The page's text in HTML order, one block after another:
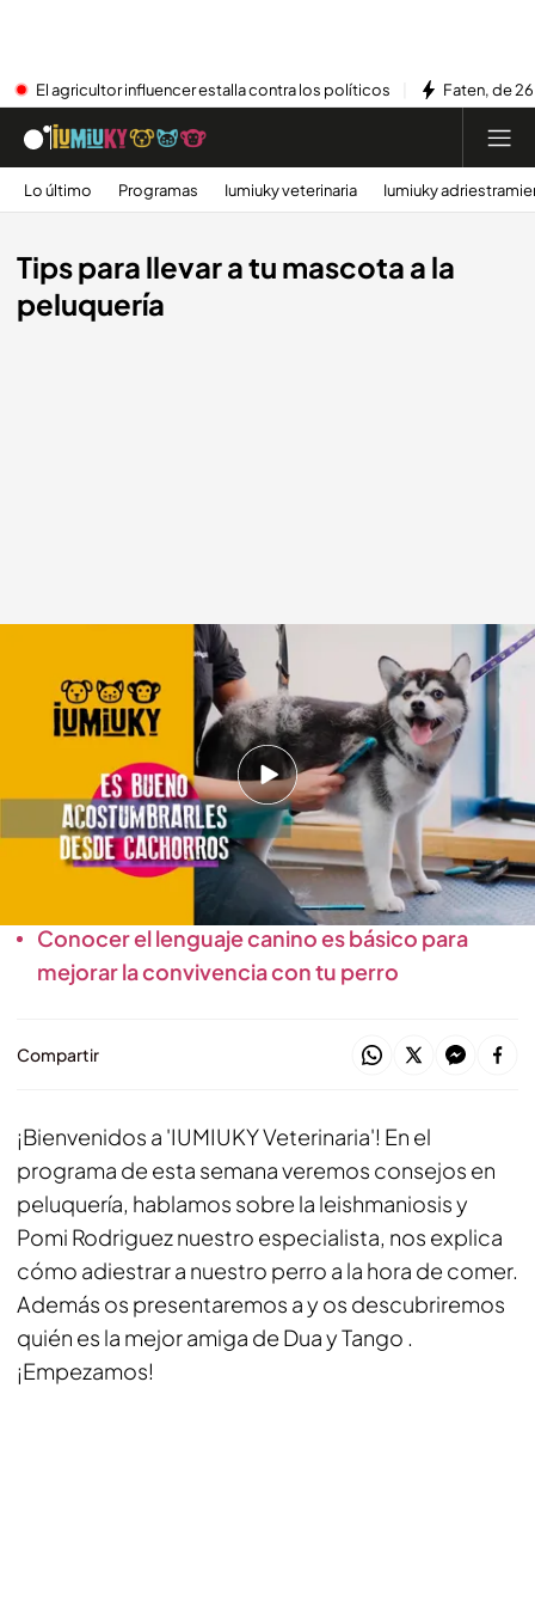
El agricultor influencer estalla contra los políticos Faten, de
Lo último Programas Iumiuky veterinaria Iumiuky
Tips para llevar a tu mascota a la
peluquería
¿Qué pasos debes seguir para que mi mascota me permita acercarme a su
cuatro.com
07 ABR 2025 - 09:29h.
Cómo tratar el pelaje de mi mascota
¿Qué pasos debes seguir para que mi mascota
me permita acercarme a su plato de comida?
Conocer el lenguaje canino es básico para
mejorar la convivencia con tu perro
Compartir
¡Bienvenidos a 'IUMIUKY Veterinaria'! En el
programa de esta semana veremos consejos en
peluquería, hablamos sobre la leishmaniosis y
Pomi Rodriguez nuestro especialista, nos explica
cómo adiestrar a nuestro perro a la hora de comer.
Además os presentaremos a y os descubriremos
quién es la mejor amiga de Dua y Tango .
¡Empezamos!